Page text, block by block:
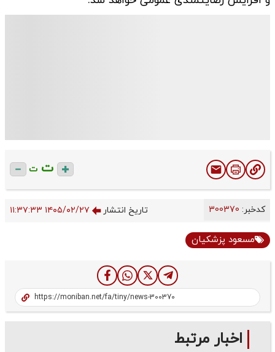
ت ت
کدخبر: تاریخ انتشار ۱۴۰۵/۰۲/۲۷ ۱۱:۳۷:۳۳
مسعود پزشکیان
اخبار مرتبط